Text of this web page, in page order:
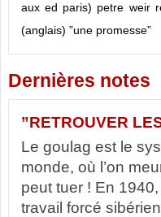
aux ed paris) petre weir
(anglais) ”une promesse”
Dernières notes
”RETROUVER
Le goulag est le
monde, où l’on
peut tuer ! En
travail forcé